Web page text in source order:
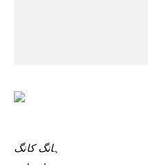
ہانگ کانگ